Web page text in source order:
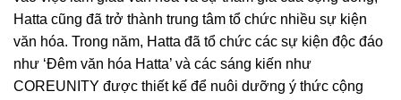
Hatta cũng đã trở thành trung tâm tổ chức nhiều sự kiện
văn hóa. Trong năm, Hatta đã tổ chức các sự kiện độc đáo
như ‘Đêm văn hóa Hatta’ và các sáng kiến như
COREUNITY được thiết kế để nuôi dưỡng ý thức cộng